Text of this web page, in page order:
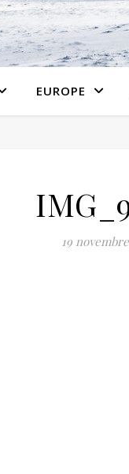
EUROPE
19